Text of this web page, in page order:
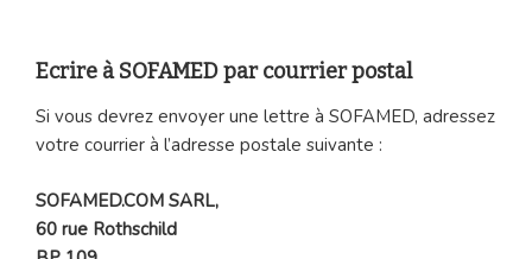
Ecrire à SOFAMED par courrier postal
Si vous devrez envoyer une lettre à SOFAMED, adressez
votre courrier à l’adresse postale suivante :
SOFAMED.COM SARL,
60 rue Rothschild